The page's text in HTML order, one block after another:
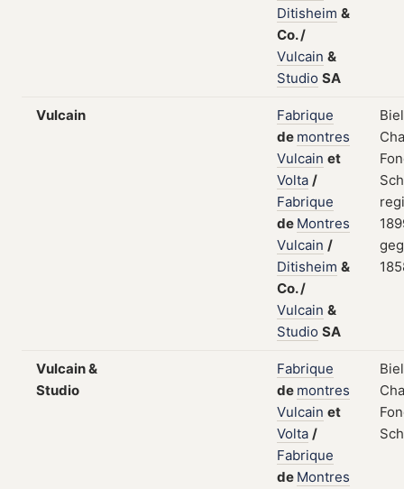
Ditisheim &
Co./
Vulcain &
Studio SA
Vulcain
Fabrique
de montres
Vulcain et
Volta /
Fabrique
de Montres
Vulcain /
Ditisheim &
Co./
Vulcain &
Studio SA
Vulcain &
Studio
Fabrique
de montres
Vulcain et
Volta /
Fabrique
de Montres